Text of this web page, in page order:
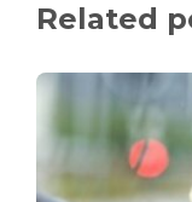
Related